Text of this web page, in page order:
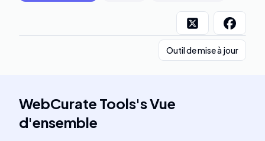
Outil de mise à jour
WebCurate Tools'sVue
d'ensemble